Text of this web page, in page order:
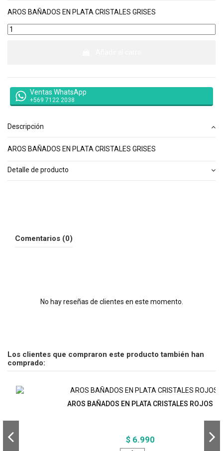
AROS BAÑADOS EN PLATA CRISTALES GRISES
Ventas WhatsApp
+569 7122 2038
Descripción
AROS BAÑADOS EN PLATA CRISTALES GRISES
Detalle de producto
Comentarios (0)
No hay reseñas de clientes en este momento.
Los clientes que compraron este producto también han
comprado:
AROS BAÑADOS EN PLATA CRISTALES ROJOS
$ 6.990